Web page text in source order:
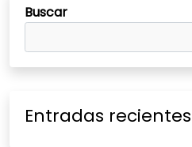
Buscar
Entradas recientes